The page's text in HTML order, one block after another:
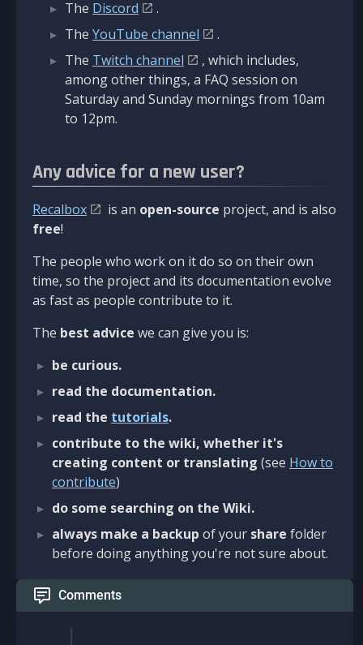
The Discord
.
The YouTube channel
.
The Twitch channel
, which includes,
among other things, a FAQ session on
Saturday and Sunday mornings from 10am
to 12pm.
Any advice for a new user?
Recalbox is an open-source project, and is also
free!
The people who work on it do so on their own
time, so the project and its documentation evolve
as fast as people contribute to it.
The best advice we can give you is:
be curious.
read the documentation.
read the tutorials.
contribute to the wiki, whether it's
creating content or translating (see How to
contribute)
do some searching on the Wiki.
always make a backup of your share folder
before doing anything you're not sure about.
Comments